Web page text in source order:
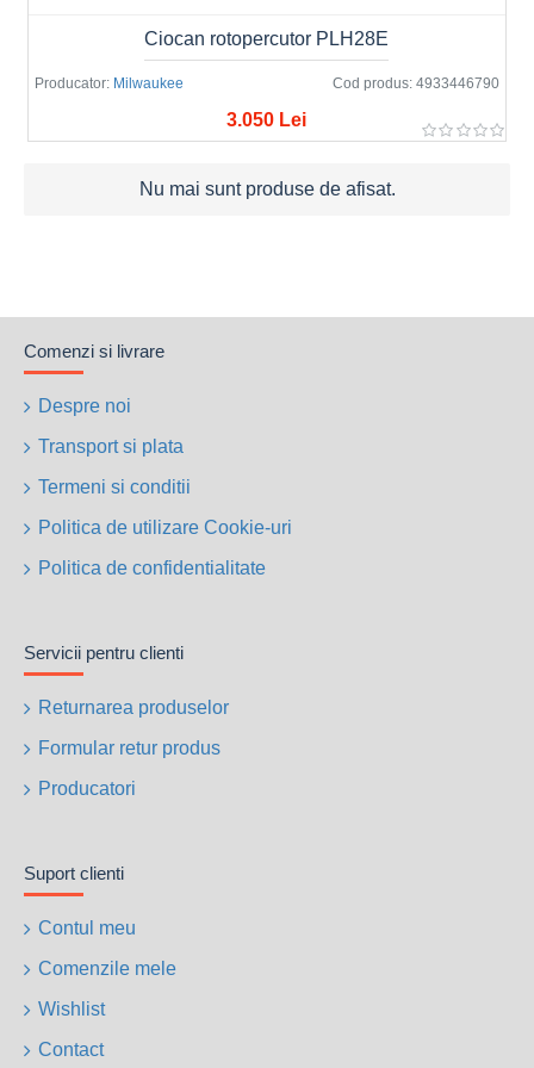
Producator: Milwaukee Cod produs: 4933446790
Ciocan rotopercutor PLH28E
3.050 Lei
Nu mai sunt produse de afisat.
Comenzi si livrare
Despre noi
Transport si plata
Termeni si conditii
Politica de utilizare Cookie-uri
Politica de confidentialitate
Servicii pentru clienti
Returnarea produselor
Formular retur produs
Producatori
Suport clienti
Contul meu
Comenzile mele
Wishlist
Contact